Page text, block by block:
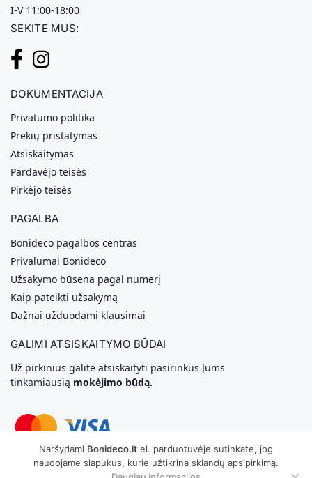
I-V 11:00-18:00
SEKITE MUS:
DOKUMENTACIJA
Privatumo politika
Prekių pristatymas
Atsiskaitymas
Pardavėjo teisės
Pirkėjo teisės
PAGALBA
Bonideco pagalbos centras
Privalumai Bonideco
Užsakymo būsena pagal numerį
Kaip pateikti užsakymą
Dažnai užduodami klausimai
GALIMI ATSISKAITYMO BŪDAI
Už pirkinius galite atsiskaityti pasirinkus Jums
tinkamiausią mokėjimo būdą.
Svetainių Kūrimas
Naršydami Bonideco.lt el. parduotuvėje sutinkate, jog
naudojame slapukus, kurie užtikrina sklandų apsipirkimą.